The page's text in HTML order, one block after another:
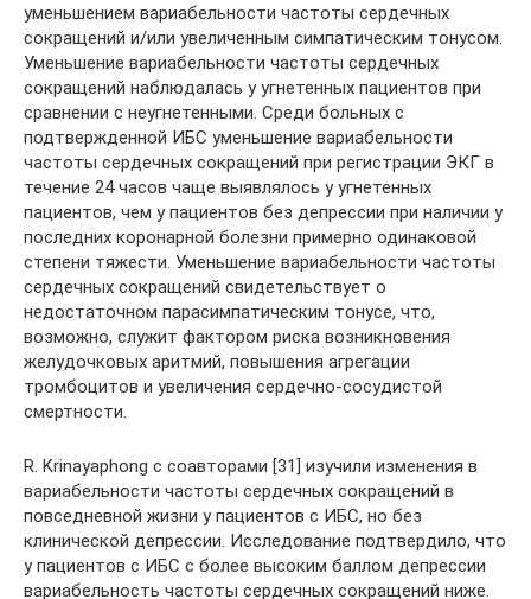
уменьшением вариабельности частоты сердечных
сокращений и/или увеличенным симпатическим тонусом.
Уменьшение вариабельности частоты сердечных
сокращений наблюдалась у угнетенных пациентов при
сравнении с неугнетенными. Среди больных с
подтвержденной ИБС уменьшение вариабельности
частоты сердечных сокращений при регистрации ЭКГ в
течение 24 часов чаще выявлялось у угнетенных
пациентов, чем у пациентов без депрессии при наличии у
последних коронарной болезни примерно одинаковой
степени тяжести. Уменьшение вариабельности частоты
сердечных сокращений свидетельствует о
недостаточном парасимпатическим тонусе, что,
возможно, служит фактором риска возникновения
желудочковых аритмий, повышения агрегации
тромбоцитов и увеличения сердечно-сосудистой
смертности.
R. Krinayaphong с соавторами [31] изучили изменения в
вариабельности частоты сердечных сокращений в
повседневной жизни у пациентов с ИБС, но без
клинической депрессии. Исследование подтвердило, что
у пациентов с ИБС с более высоким баллом депрессии
вариабельность частоты сердечных сокращений ниже.